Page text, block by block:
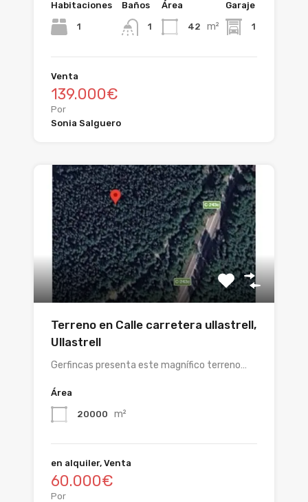
Habitaciones
1
Baños
1
Área
42 m²
Garaje
1
Venta
139.000€
Por
Sonia Salguero
Terreno en Calle carretera ullastrell,
Ullastrell
Gerfincas presenta este magnífico terreno…
Área
20000 m²
en alquiler, Venta
60.000€
Por